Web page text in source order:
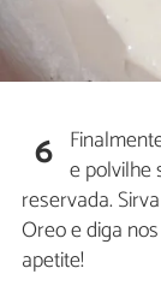
6 e polvilhe
reservada.
Oreo e diga
apetite!